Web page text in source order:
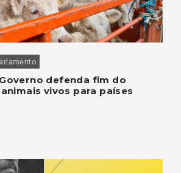
defenda fim do
vivos para países